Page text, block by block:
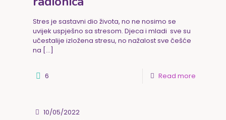
Stres je sastavni dio života, no ne nosimo se
uvijek uspješno sa stresom. Djeca i mladi sve su
učestalije izložena stresu, no nažalost sve češće
na […]
6 Read more
10/05/2022